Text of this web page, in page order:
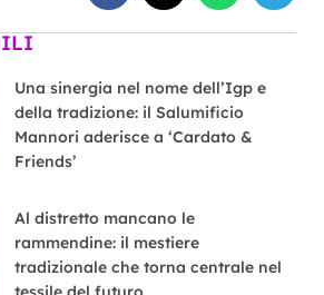
Una sinergia nel nome dell’Igp e
della tradizione: il Salumificio
Mannori aderisce a ‘Cardato &
Friends’
Al distretto mancano le
rammendine: il mestiere
tradizionale che torna centrale nel